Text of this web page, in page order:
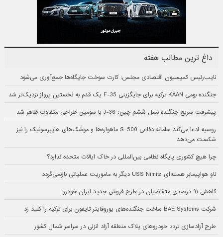
داغ ترین مطالب هفته
نایب‌رئیس کمیسیون اقتصادی مجلس: کارت سوخت جایگاه‌ها جمع‌آوری می‌شود
جنگنده بومی KAAN ترکیه برای جایگزینی F-35 یک قدم به نخستین پرواز نزدیک‌تر شد
پیشرفت سریع جنگنده نسل ششم چین؛ J-36 با سومین طراحی متفاوت ظاهر شد
روسیه ادعا می‌کند سامانه دفاعی S-500 ماهواره‌ها و موشک‌های هایپرسونیک را نیز
شکست می‌دهد
چرا هیچ کشوری پایگاه نظامی بین‌المللی در خاک ایالات متحده ندارد؟
ناو هواپیمابر هسته‌ای USS Nimitz دیگر به ماموریت عملیاتی بازنمی‌گردد
کاهش ۹۱ درصدی متقاضیان در طرح فروش جدید ایران خودرو
شرکت BAE Systems ساخت جنگنده‌های یوروفایتر تایفون برای ترکیه را کلید زد
طرح آزادسازی تردد خودروهای پلاک منطقه آزاد انزلی در سراسر شمال کشور